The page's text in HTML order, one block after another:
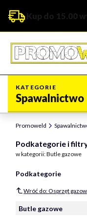
Kup do 15.00
KATEGORIE
Spawalnictwo
Promoweld
Podkategorie i
w kategorii: Butle gazowe
Podkategorie
Wróć do: Osprzęt
Butle gazowe